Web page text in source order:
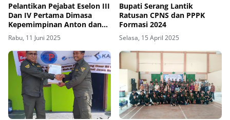
Pelantikan Pejabat Eselon III
Dan IV Pertama Dimasa
Kepemimpinan Anton dan
Poti
Rabu, 11 Juni 2025
Bupati Serang Lantik
Ratusan CPNS dan PPPK
Formasi 2024
Selasa, 15 April 2025